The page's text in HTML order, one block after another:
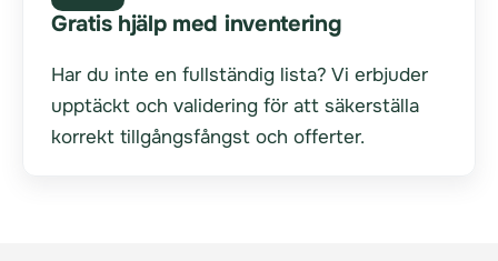
Gratis hjälp med inventering
Har du inte en fullständig lista? Vi erbjuder
upptäckt och validering för att säkerställa
korrekt tillgångsfångst och offerter.